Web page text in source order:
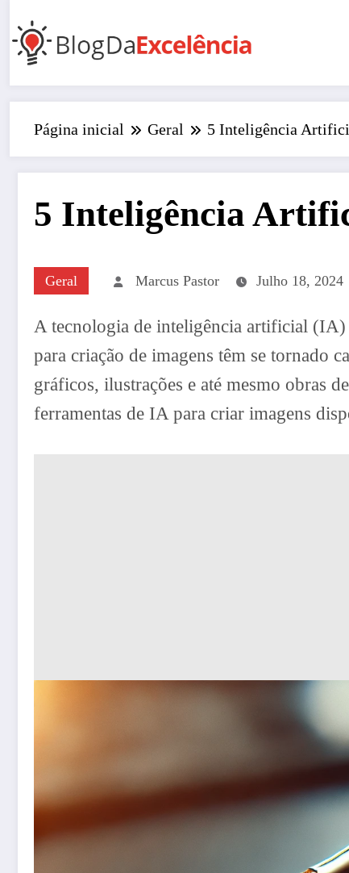
para
conteúdo
Página inicial Geral 5 Inteligência
5 Inteligência
Geral Marcus Pastor Julho 18, 2024
A tecnologia de inteligência artificial (IA)
para criação de imagens têm se tornado
gráficos, ilustrações e até mesmo obras
ferramentas de IA para criar imagens